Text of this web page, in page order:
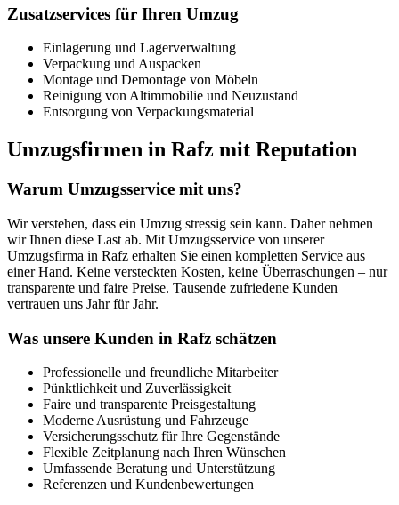
Zusatzservices für Ihren Umzug
Einlagerung und Lagerverwaltung
Verpackung und Auspacken
Montage und Demontage von Möbeln
Reinigung von Altimmobilie und Neuzustand
Entsorgung von Verpackungsmaterial
Umzugsfirmen in Rafz mit Reputation
Warum Umzugsservice mit uns?
Wir verstehen, dass ein Umzug stressig sein kann. Daher nehmen
wir Ihnen diese Last ab. Mit Umzugsservice von unserer
Umzugsfirma in Rafz erhalten Sie einen kompletten Service aus
einer Hand. Keine versteckten Kosten, keine Überraschungen – nur
transparente und faire Preise. Tausende zufriedene Kunden
vertrauen uns Jahr für Jahr.
Was unsere Kunden in Rafz schätzen
Professionelle und freundliche Mitarbeiter
Pünktlichkeit und Zuverlässigkeit
Faire und transparente Preisgestaltung
Moderne Ausrüstung und Fahrzeuge
Versicherungsschutz für Ihre Gegenstände
Flexible Zeitplanung nach Ihren Wünschen
Umfassende Beratung und Unterstützung
Referenzen und Kundenbewertungen